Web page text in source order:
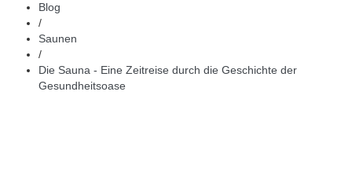
Blog
/
Saunen
/
Die Sauna - Eine Zeitreise durch die Geschichte der
Gesundheitsoase